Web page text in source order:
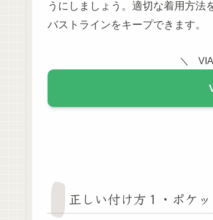
うにしましょう。適切な着用方法
バストラインをキープできます。
＼
正しい付け方１・ポケ